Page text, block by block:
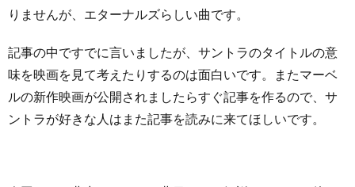
りませんが、エターナルズらしい曲です。
記事の中ですでに言いましたが、サントラのタイトルの意
味を映画を見て考えたりするのは面白いです。またマーベ
ルの新作映画が公開されましたらすぐ記事を作るので、サ
ントラが好きな人はまた記事を読みに来てほしいです。